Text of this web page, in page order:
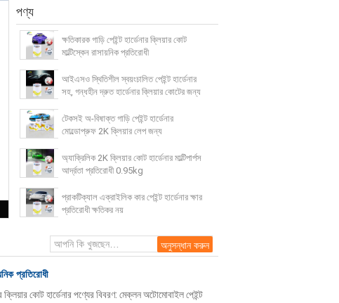
পণ্য
ক্ষতিকারক গাড়ি পেইন্ট হার্ডেনার ক্লিয়ার কোট
মাল্টিস্কেন রাসায়নিক প্রতিরোধী
আইএসও স্থিতিশীল স্বয়ংচালিত পেইন্ট হার্ডেনার
সহ, গন্ধহীন দ্রুত হার্ডেনার ক্লিয়ার কোটের জন্য
টেকসই অ-বিষাক্ত গাড়ি পেইন্ট হার্ডেনার
মোল্ডোপ্রুফ 2K ক্লিয়ার লেপ জন্য
অ্যাক্রিলিক 2K ক্লিয়ার কোট হার্ডেনার মাল্টিপার্পস
আর্দ্রতা প্রতিরোধী 0.95kg
প্রাকটিক্যাল এক্রাইলিক কার পেইন্ট হার্ডেনার ক্ষার
প্রতিরোধী ক্ষতিকর নয়
প্রতিরোধী
কোট হার্ডেনার পণ্যের বিবরণ: মেক্লন অটোমোবাইল পেইন্ট